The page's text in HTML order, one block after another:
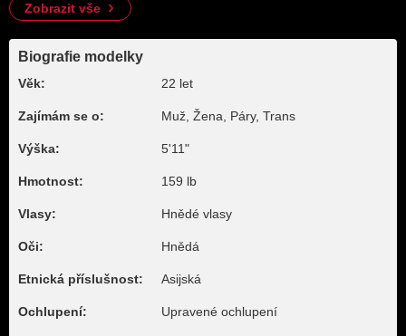
Zobrazit vše
Biografie modelky
Věk: 22 let
Zajímám se o: Muž, Žena, Páry, Trans
Výška: 5'11"
Hmotnost: 159 lb
Vlasy: Hnědé vlasy
Oči: Hnědá
Etnická příslušnost: Asijská
Ochlupení: Upravené ochlupení